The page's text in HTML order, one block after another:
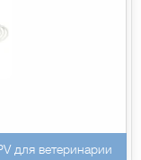
для ветеринарии